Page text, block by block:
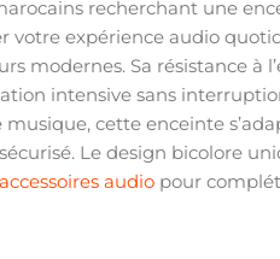
recherchant une
expérience audio
modernes. Sa résistance à
intensive sans
cette enceinte
Le design bicolore
audio pour